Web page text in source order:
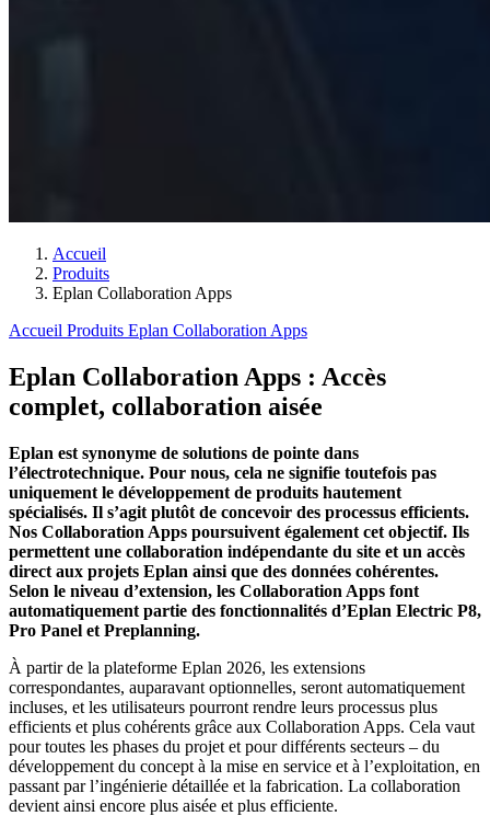
Accueil
Produits
Eplan Collaboration Apps
Accueil Produits Eplan Collaboration Apps
Eplan Collaboration Apps : Accès
complet, collaboration aisée
Eplan est synonyme de solutions de pointe dans
l’électrotechnique. Pour nous, cela ne signifie toutefois pas
uniquement le développement de produits hautement
spécialisés. Il s’agit plutôt de concevoir des processus efficients.
Nos Collaboration Apps poursuivent également cet objectif. Ils
permettent une collaboration indépendante du site et un accès
direct aux projets Eplan ainsi que des données cohérentes.
Selon le niveau d’extension, les Collaboration Apps font
automatiquement partie des fonctionnalités d’Eplan Electric P8,
Pro Panel et Preplanning.
À partir de la plateforme Eplan 2026, les extensions
correspondantes, auparavant optionnelles, seront automatiquement
incluses, et les utilisateurs pourront rendre leurs processus plus
efficients et plus cohérents grâce aux Collaboration Apps. Cela vaut
pour toutes les phases du projet et pour différents secteurs – du
développement du concept à la mise en service et à l’exploitation, en
passant par l’ingénierie détaillée et la fabrication. La collaboration
devient ainsi encore plus aisée et plus efficiente.